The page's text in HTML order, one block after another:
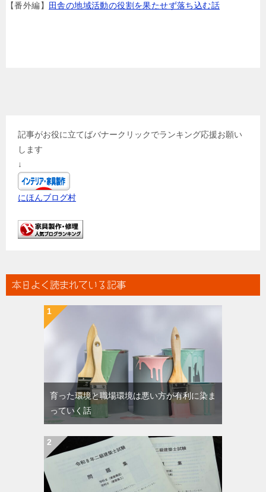
【番外編】 田舎の地域活動の役割を果たせず落ち込む話
記事がお役に立てばバナークリックでランキング応援お願い
します
↓
にほんブログ村
本日よく読まれている記事
育った環境と職場環境は悪い方が有利に染ま
っていく話